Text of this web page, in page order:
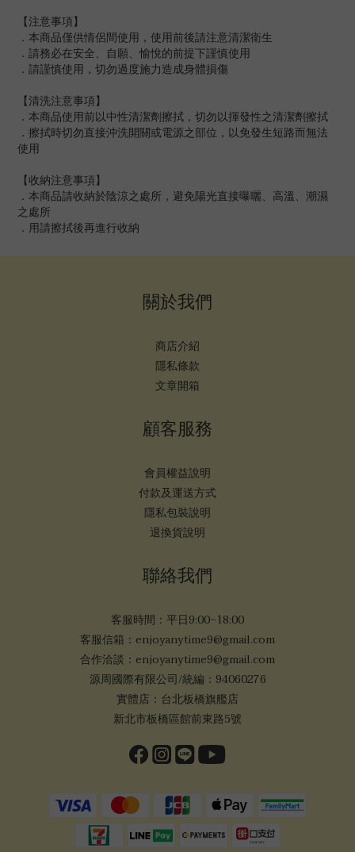
【注意事項】
．本商品僅供情侶間使用，使用前後請注意清潔衛生
．請務必在安全、自願、愉悅的前提下謹慎使用
．請謹慎使用，切勿過度施力造成身體損傷
【清洗注意事項】
．本商品使用前以中性清潔劑擦拭，切勿以揮發性之清潔劑擦拭
．擦拭時切勿直接沖洗開關或電源之部位，以免發生短路而無法
使用
【收納注意事項】
．本商品請收納於陰涼之處所，避免陽光直接曝曬、高溫、潮濕
之處所
．用請擦拭後再進行收納
關於我們
商店介紹
隱私條款
文章開箱
顧客服務
會員權益說明
付款及運送方式
隱私包裝說明
退換貨說明
聯絡我們
客服時間：平日9:00~18:00
客服信箱：enjoyanytime9@gmail.com
合作洽談：enjoyanytime9@gmail.com
源周國際有限公司/統編：94060276
實體店：台北板橋旗艦店
新北市板橋區館前東路5號